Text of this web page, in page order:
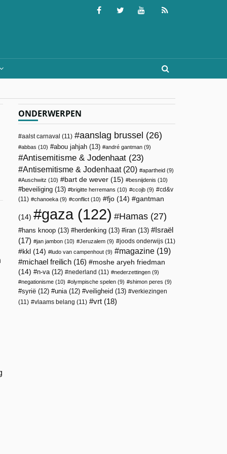
ONDERWERPEN
aalst carnaval (11) aanslag brussel (26)
abbas (10) abou jahjah (13) andré gantman (9)
Antisemitisme & Jodenhaat (23)
Antisemitisme & Jodenhaat(20) apartheid (9)
Auschwitz (10) bart de wever (15) besnijdenis (10)
beveiliging (13) brigitte herremans (10) ccojb (9)
cd&v
(11)
chanoeka (9) conflict (10) fjo (14) gantman
(14) gaza(122) Hamas (27)
hans knoop (13) herdenking (13) iran (13)
Israël
(17)
jan jambon (10) Jeruzalem (9) joods onderwijs (11)
kkl (14) ludo van campenhout (9) magazine (19)
michael freilich (16)
moshe aryeh friedman
(14)
n-va(12) nederland (11) nederzettingen (9)
negationisme (10) olympische spelen (9) shimon peres (9)
syrië (12) unia(12) veiligheid (13)
verkiezingen
(11)
vlaams belang (11) vrt (18)